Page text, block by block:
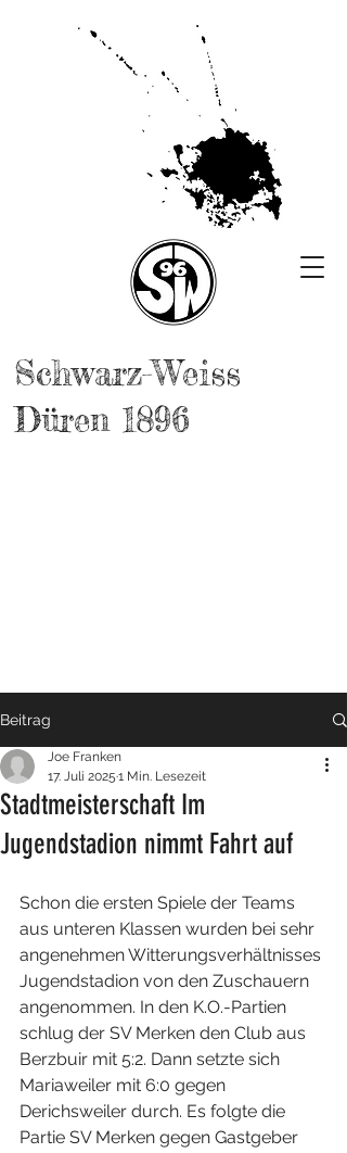
Schwarz-Weiss
Düren 1896
Beitrag
Stadtmeisterschaft Im
Jugendstadion nimmt Fahrt auf
Joe Franken
17. Juli 2025 1 Min. Lesezeit
Schon die ersten Spiele der Teams
aus unteren Klassen wurden bei sehr
angenehmen Witterungsverhältnisses
Jugendstadion von den Zuschauern
angenommen. In den K.O.-Partien
schlug der SV Merken den Club aus
Berzbuir mit 5:2. Dann setzte sich
Mariaweiler mit 6:0 gegen
Derichsweiler durch. Es folgte die
Partie SV Merken gegen Gastgeber